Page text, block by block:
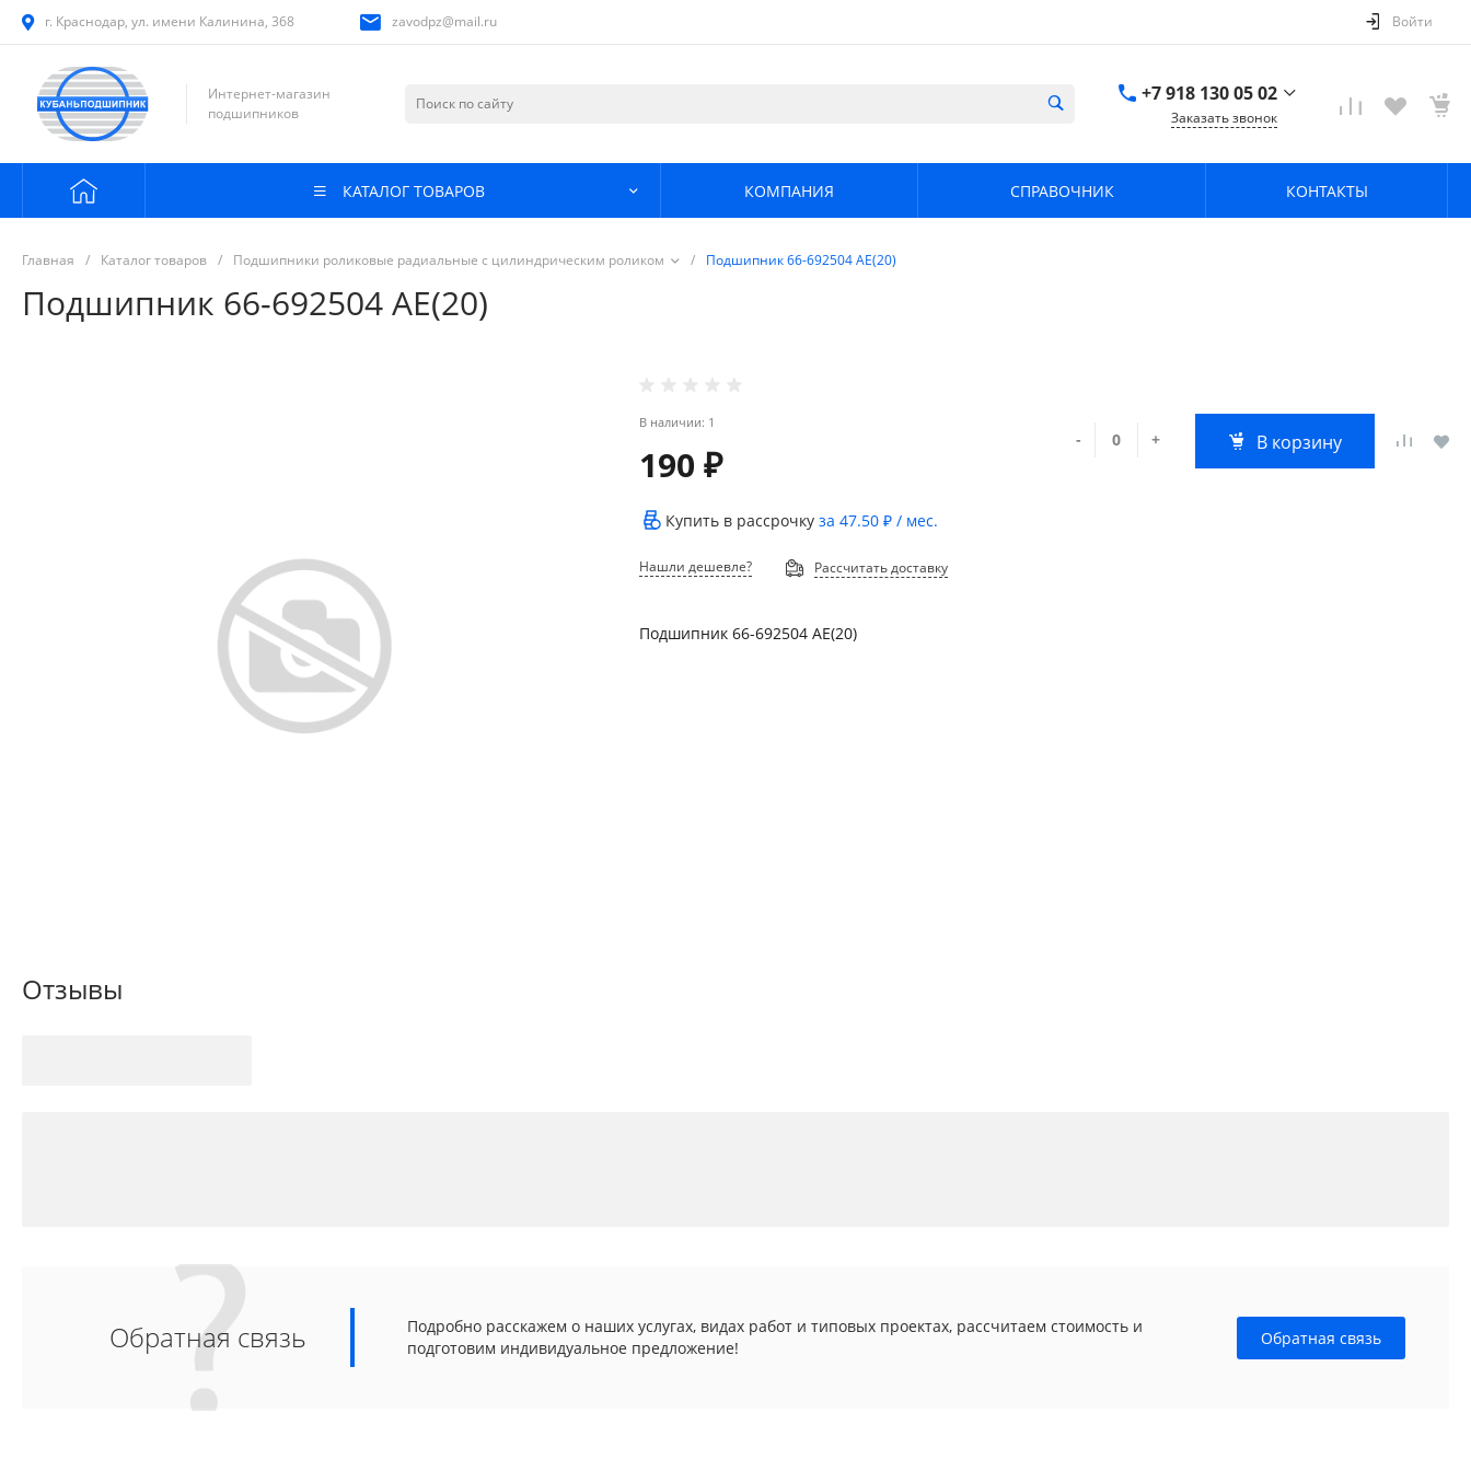
г. Краснодар, ул. имени Калинина, 368 zavodpz@mail.ru Войти
Интернет-магазин
подшипников
+7 918 130 05 02
Заказать звонок
КАТАЛОГ ТОВАРОВ КОМПАНИЯ СПРАВОЧНИК КОНТАКТЫ
Главная / Каталог товаров / Подшипники роликовые радиальные с цилиндрическим роликом / Подшипник 66-692504 АЕ(20)
Подшипник 66-692504 АЕ(20)
В наличии: 1
190 ₽
- + В корзину
Купить в рассрочкуза47.50 ₽ / мес.
Нашли дешевле? Рассчитать доставку
Подшипник 66-692504 АЕ(20)
Отзывы
Обратная связь
Подробно расскажем о наших услугах, видах работ и типовых проектах, рассчитаем стоимость и
подготовим индивидуальное предложение!
Обратная связь